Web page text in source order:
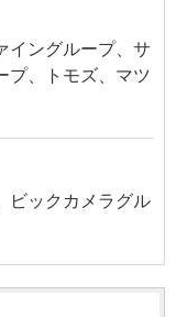
イングループ、サ
プ、トモズ、マツ
ビックカメラグル